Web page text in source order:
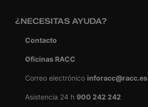
¿NECESITAS AYUDA?
Contacto
Oficinas RACC
Correo electrónico inforacc@racc.es
Asistencia 24 h 900 242 242